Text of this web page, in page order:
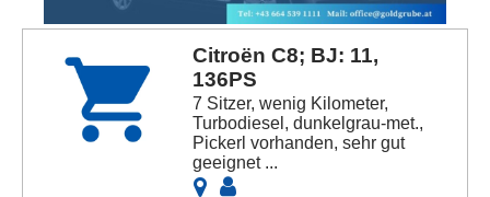
Citroën C8; BJ: 11,
136PS
7 Sitzer, wenig Kilometer,
Turbodiesel, dunkelgrau-met.,
Pickerl vorhanden, sehr gut
geeignet ...